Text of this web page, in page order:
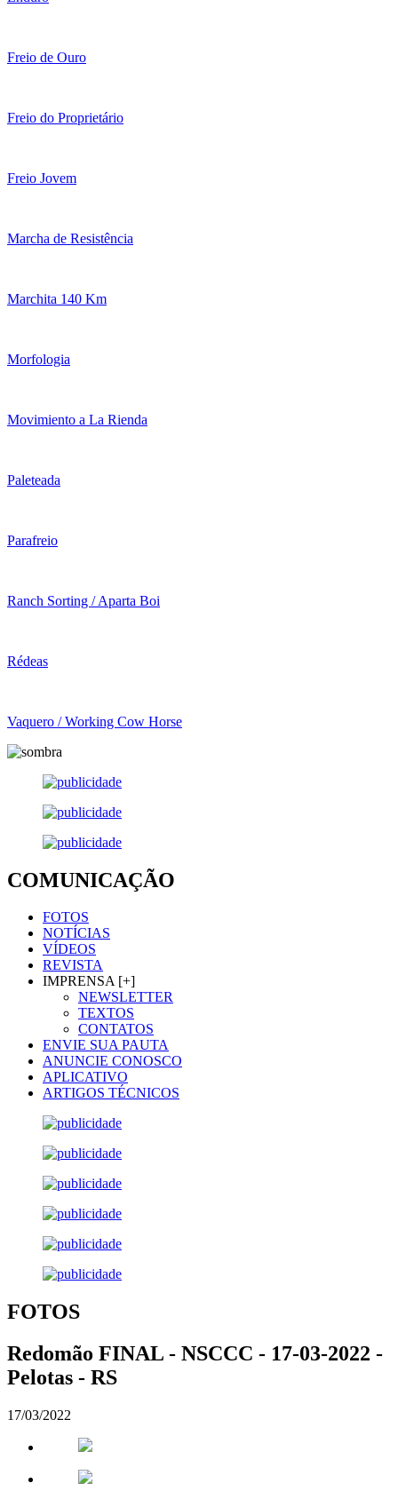
Freio de Ouro
Freio do Proprietário
Freio Jovem
Marcha de Resistência
Marchita 140 Km
Morfologia
Movimiento a La Rienda
Paleteada
Parafreio
Ranch Sorting / Aparta Boi
Rédeas
Vaquero / Working Cow Horse
COMUNICAÇÃO
FOTOS
NOTÍCIAS
VÍDEOS
REVISTA
IMPRENSA [+]
NEWSLETTER
TEXTOS
CONTATOS
ENVIE SUA PAUTA
ANUNCIE CONOSCO
APLICATIVO
ARTIGOS TÉCNICOS
FOTOS
Redomão FINAL - NSCCC - 17-03-2022 -
Pelotas - RS
17/03/2022